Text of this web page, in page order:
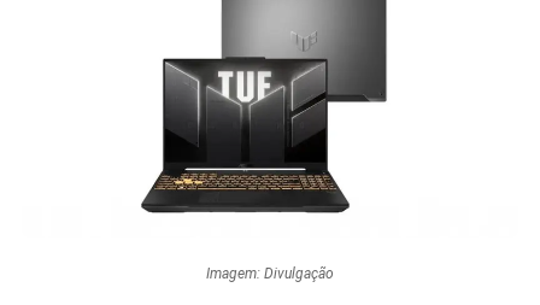
Imagem: Divulgação